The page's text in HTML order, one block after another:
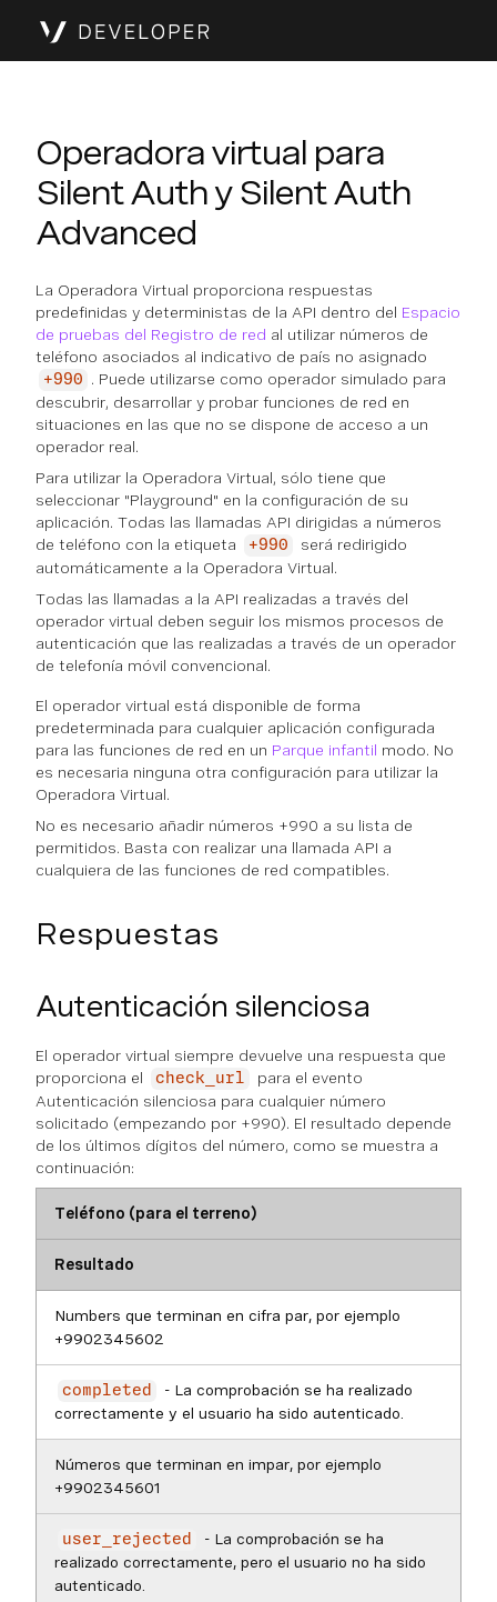
Operadora virtual para
Silent Auth y Silent Auth
Advanced
La Operadora Virtual proporciona respuestas
predefinidas y deterministas de la API dentro del Espacio
de pruebas del Registro de red al utilizar números de
teléfono asociados al indicativo de país no asignado
+990
. Puede utilizarse como operador simulado para
descubrir, desarrollar y probar funciones de red en
situaciones en las que no se dispone de acceso a un
operador real.
Para utilizar la Operadora Virtual, sólo tiene que
seleccionar "Playground" en la configuración de su
aplicación. Todas las llamadas API dirigidas a números
de teléfono con la etiqueta
+990
será redirigido
automáticamente a la Operadora Virtual.
Todas las llamadas a la API realizadas a través del
operador virtual deben seguir los mismos procesos de
autenticación que las realizadas a través de un operador
de telefonía móvil convencional.
El operador virtual está disponible de forma
predeterminada para cualquier aplicación configurada
para las funciones de red en un Parque infantil modo. No
es necesaria ninguna otra configuración para utilizar la
Operadora Virtual.
No es necesario añadir números +990 a su lista de
permitidos. Basta con realizar una llamada API a
cualquiera de las funciones de red compatibles.
Respuestas
Autenticación silenciosa
El operador virtual siempre devuelve una respuesta que
proporciona el
check_url
para el evento
Autenticación silenciosa para cualquier número
solicitado (empezando por +990). El resultado depende
de los últimos dígitos del número, como se muestra a
continuación:
Teléfono (para el terreno)
Resultado
Numbers que terminan en cifra par, por ejemplo
+9902345602
completed
- La comprobación se ha realizado
correctamente y el usuario ha sido autenticado.
Números que terminan en impar, por ejemplo
+9902345601
user_rejected
- La comprobación se ha
realizado correctamente, pero el usuario no ha sido
autenticado.